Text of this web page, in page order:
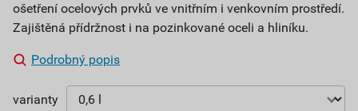
ošetření ocelových prvků ve vnitřním i venkovním prostředí.
Zajištěná přídržnost i na pozinkované oceli a hliníku.
Podrobný popis
varianty